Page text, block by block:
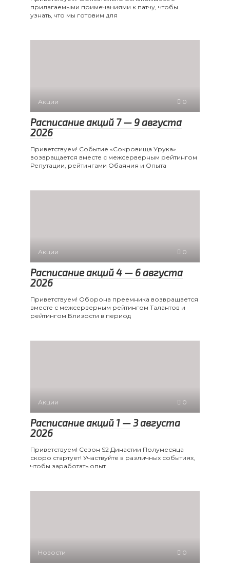
прилагаемыми примечаниями к патчу, чтобы
узнать, что мы готовим для
Акции 0
Расписание акций 7 — 9 августа
2026
Приветствуем! Событие «Сокровища Урука»
возвращается вместе с межсерверным рейтингом
Репутации, рейтингами Обаяния и Опыта
Акции 0
Расписание акций 4 — 6 августа
2026
Приветствуем! Оборона преемника возвращается
вместе с межсерверным рейтингом Талантов и
рейтингом Близости в период
Акции 0
Расписание акций 1 — 3 августа
2026
Приветствуем! Сезон S2 Династии Полумесяца
скоро стартует! Участвуйте в различных событиях,
чтобы заработать опыт
Новости 0